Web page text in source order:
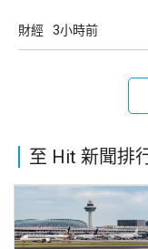
財經 3小時前
至 Hit 新聞排